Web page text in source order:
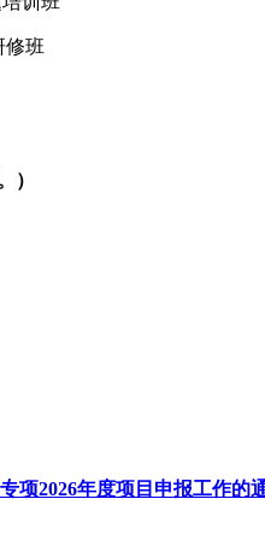
修班
）
项2026年度项目申报工作的